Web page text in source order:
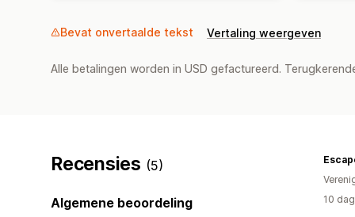
Bevat onvertaalde tekst Vertaling weergeven
Alle betalingen worden in USD gefactureerd.
Recensies (5)
Algemene beoordeling
10